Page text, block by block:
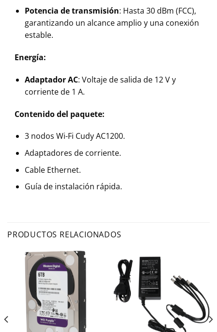
Potencia de transmisión: Hasta 30 dBm (FCC),
garantizando un alcance amplio y una conexión
estable.
Energía:
Adaptador AC: Voltaje de salida de 12 V y
corriente de 1 A.
Contenido del paquete:
3 nodos Wi-Fi Cudy AC1200.
Adaptadores de corriente.
Cable Ethernet.
Guía de instalación rápida.
PRODUCTOS RELACIONADOS